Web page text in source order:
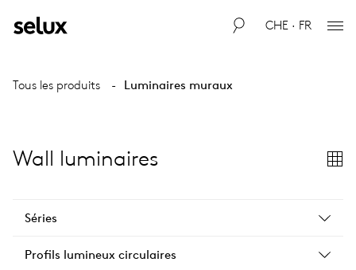
CHE · FR
Tous les produits Luminaires muraux
Wall luminaires
Séries
Profils lumineux circulaires